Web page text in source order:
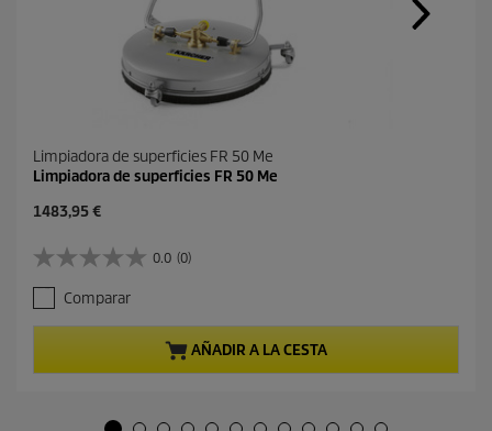
Limpiadora de superficies FR 50 Me
Limpiadora de superficies FR 50 Me
P
e
c
i
o
a
t
1483,95 €
0.0 (0)
0
.
0
d
Comparar
AÑADIR A LA CESTA